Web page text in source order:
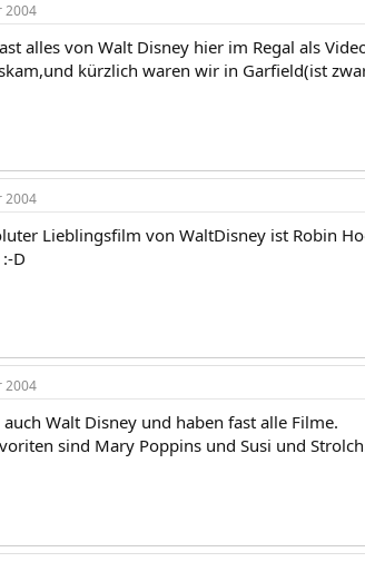
2004
alles von Walt Disney hier im Regal als
kürzlich waren wir in Garfield(ist
2004
Lieblingsfilm von WaltDisney ist Robin
D
2004
Walt Disney und haben fast alle Filme.
sind Mary Poppins und Susi und